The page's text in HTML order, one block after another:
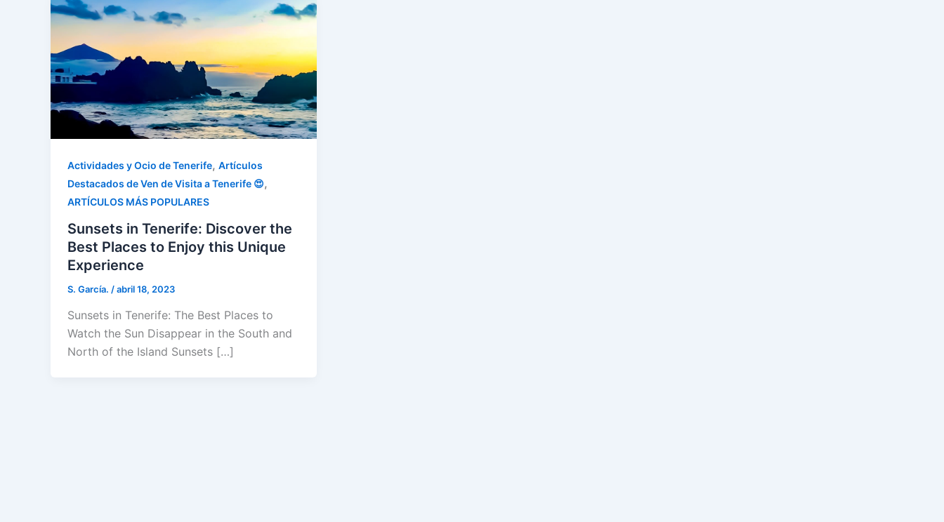
Actividades y Ocio de Tenerife, Artículos
Destacados de Ven de Visita a Tenerife 😍,
ARTÍCULOS MÁS POPULARES
Sunsets in Tenerife: Discover the
Best Places to Enjoy this Unique
Experience
S. García. /abril 18, 2023
Sunsets in Tenerife: The Best Places to
Watch the Sun Disappear in the South and
North of the Island Sunsets […]